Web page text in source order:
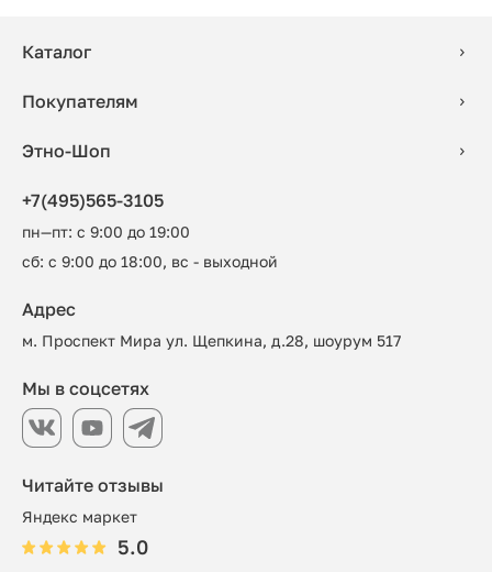
Каталог
Покупателям
Этно-Шоп
+7(495)565-3105
пн—пт: с 9:00 до 19:00
сб: с 9:00 до 18:00, вс - выходной
Читайте отзывы
Яндекс маркет
5.0
Адрес
м. Проспект Мира ул. Щепкина, д.28, шоурум 517
Мы в соцсетях